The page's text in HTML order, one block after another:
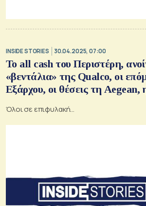
INSIDE STORIES 30.04.2025, 07:00
Το all cash του Περιστέρη,
«βεντάλια» της Qualco, οι
Εξάρχου, οι θέσεις τη
των τραπεζιτών
Όλοι σε επιφυλακή…